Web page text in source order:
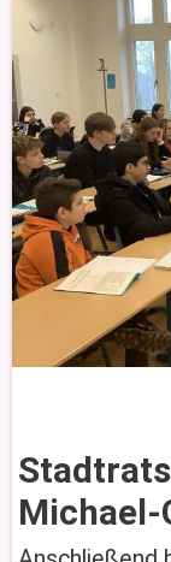
Michael-